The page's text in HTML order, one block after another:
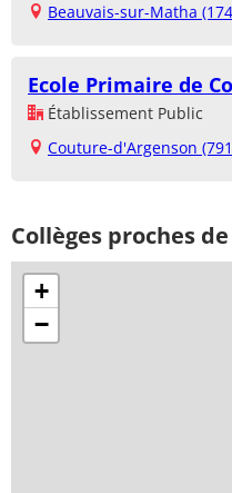
Beauvais-sur-Matha
Ecole Primaire de
Établissement Public
Couture-d'Argenson
Collèges proches
+
−